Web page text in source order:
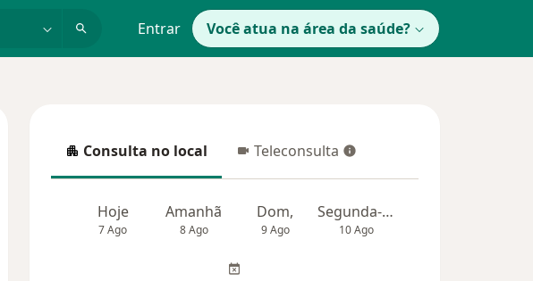
Entrar Você atua na área da saúde?
Consulta no local
Consulta no local Teleconsulta
Teleconsulta
Hoje
7 Ago
Amanhã
8 Ago
Dom,
9 Ago
Segunda-feira
10 Ago